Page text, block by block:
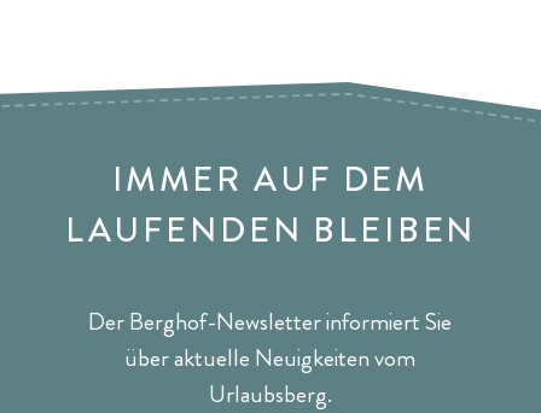
IMMER AUF DEM
LAUFENDEN BLEIBEN
Der Berghof-Newsletter informiert Sie
über aktuelle Neuigkeiten vom
Urlaubsberg.